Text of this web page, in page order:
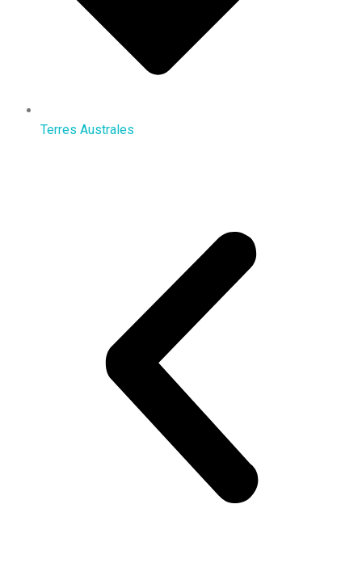
Terres Australes